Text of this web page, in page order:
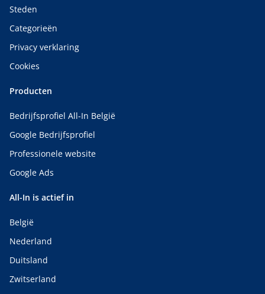
Steden
Categorieën
Privacy verklaring
Cookies
Producten
Bedrijfsprofiel All-In België
Google Bedrijfsprofiel
Professionele website
Google Ads
All-In is actief in
België
Nederland
Duitsland
Zwitserland